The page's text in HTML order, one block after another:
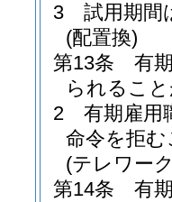
3
試用期間
(配置換)
第13条
有
られるこ
2
有期雇用
命令を拒
(テレワー
第14条
有